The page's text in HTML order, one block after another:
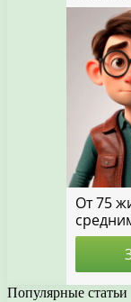
Популярные статьи